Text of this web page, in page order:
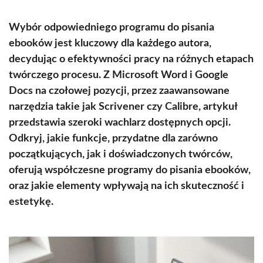
Wybór odpowiedniego programu do pisania
ebooków jest kluczowy dla każdego autora,
decydując o efektywności pracy na różnych etapach
twórczego procesu. Z Microsoft Word i Google
Docs na czołowej pozycji, przez zaawansowane
narzędzia takie jak Scrivener czy Calibre, artykuł
przedstawia szeroki wachlarz dostępnych opcji.
Odkryj, jakie funkcje, przydatne dla zarówno
początkujących, jak i doświadczonych twórców,
oferują współczesne programy do pisania ebooków,
oraz jakie elementy wpływają na ich skuteczność i
estetykę.